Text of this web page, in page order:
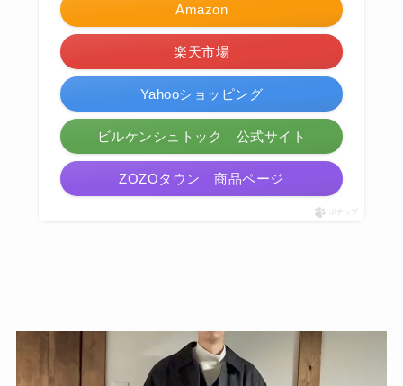
Amazon
楽天市場
Yahooショッピング
ビルケンシュトック 公式サイト
ZOZOタウン 商品ページ
ポチップ